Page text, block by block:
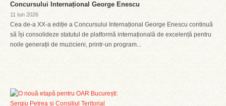
Concursului Internațional George Enescu
11 Iun 2026
Cea de-a XX-a ediție a Concursului Internațional George Enescu continuă
să își consolideze statutul de platformă internațională de excelență pentru
noile generații de muzicieni, printr-un program...